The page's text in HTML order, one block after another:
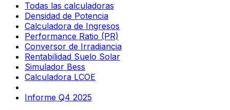
Todas las calculadoras
Densidad de Potencia
Calculadora de Ingresos
Performance Ratio (PR)
Conversor de Irradiancia
Rentabilidad Suelo Solar
Simulador Bess
Calculadora LCOE
Informe Q4 2025